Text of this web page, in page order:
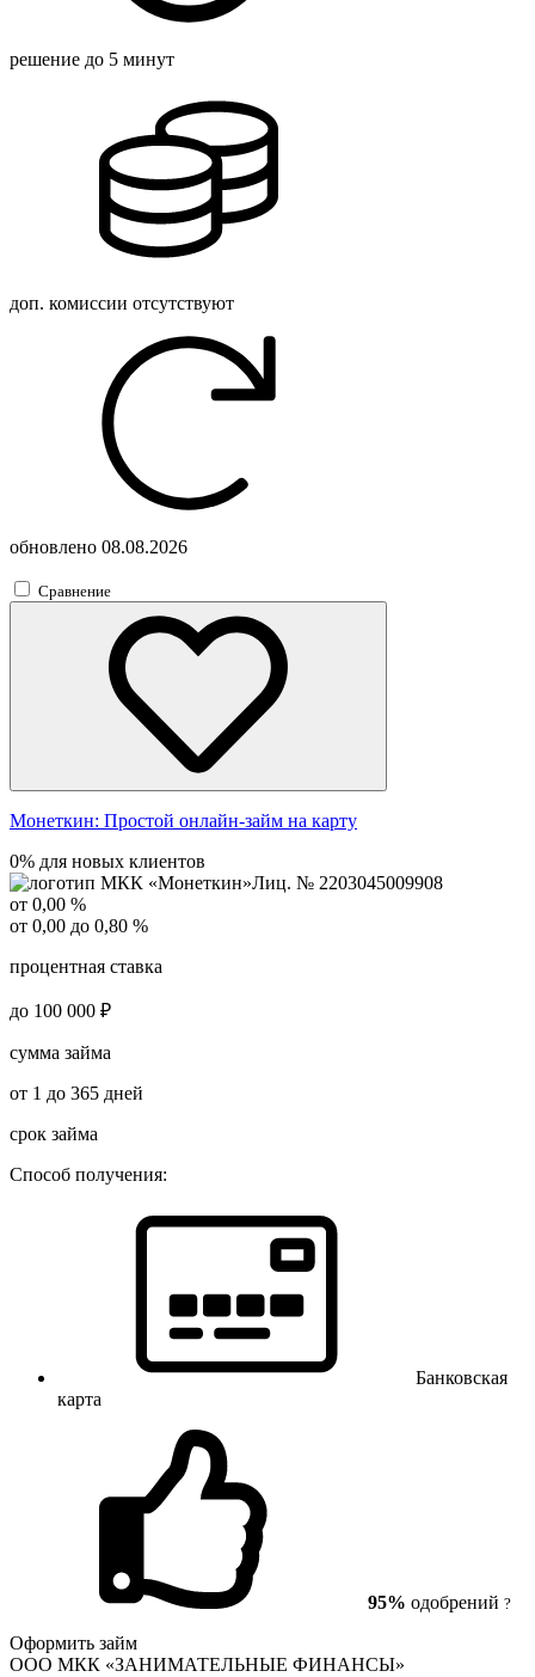
решение до 5 минут
доп. комиссии отсутствуют
обновлено 08.08.2026
Сравнение
Монеткин: Простой онлайн-займ на карту
0% для новых клиентов
Лиц. № 2203045009908
от 0,00 %
от 0,00 до 0,80 %
процентная ставка
до 100 000 ₽
сумма займа
от 1 до 365 дней
срок займа
Способ получения:
Банковская
карта
95% одобрений ?
Оформить займ
ООО МКК «ЗАНИМАТЕЛЬНЫЕ ФИНАНСЫ»